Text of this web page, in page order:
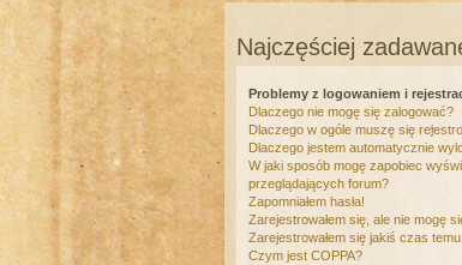
Najczęściej
Problemy z logowaniem i
Dlaczego nie mogę się zalogować?
Dlaczego w ogóle muszę się
Dlaczego jestem automatycznie
W jaki sposób mogę zapobiec
przeglądających forum?
Zapomniałem hasła!
Zarejestrowałem się, ale nie mogę
Zarejestrowałem się jakiś czas
Czym jest COPPA?